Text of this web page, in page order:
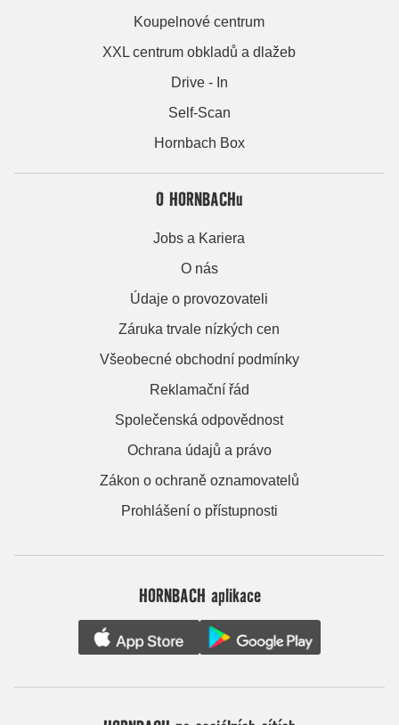
Koupelnové centrum
XXL centrum obkladů a dlažeb
Drive - In
Self-Scan
Hornbach Box
O HORNBACHu
Jobs a Kariera
O nás
Údaje o provozovateli
Záruka trvale nízkých cen
Všeobecné obchodní podmínky
Reklamační řád
Společenská odpovědnost
Ochrana údajů a právo
Zákon o ochraně oznamovatelů
Prohlášení o přístupnosti
HORNBACH aplikace